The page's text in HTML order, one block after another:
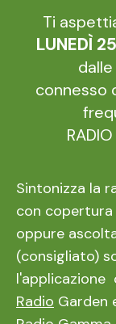
Ti
LUNEDÌ
dalle
connesso
Sintonizza la
con copertura
oppure
(consigliato)
l'applicazione
Radio Garden